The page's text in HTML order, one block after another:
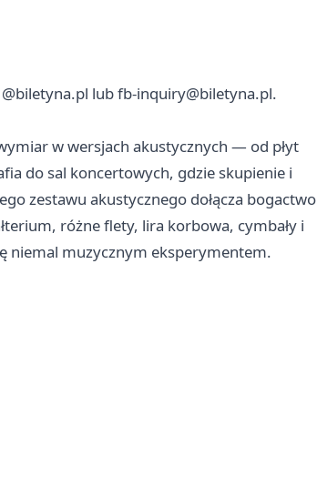
lubfb-inquiry@biletyna.pl.
w wersjach akustycznych — od płyt
do sal koncertowych, gdzie skupienie i
zestawu akustycznego dołącza bogactwo
różne flety, lira korbowa, cymbały i
niemal muzycznym eksperymentem.